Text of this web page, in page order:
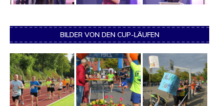
BILDER VON DEN CUP-LÄUFEN